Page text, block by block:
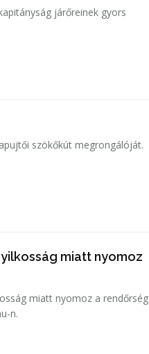
járőreinek gyors
szökőkút megrongálóját.
miatt nyomoz
miatt nyomoz a rendőrség
n.